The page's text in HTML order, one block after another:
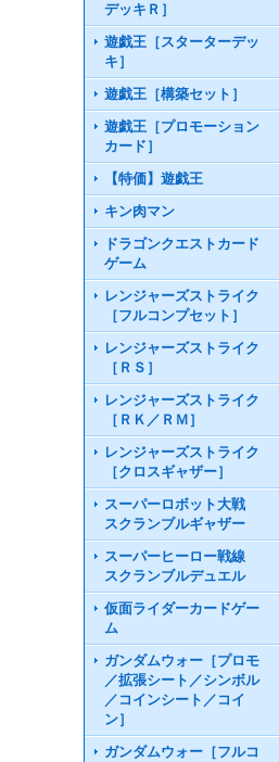
デッキＲ］
遊戯王［スターターデッ
キ］
遊戯王［構築セット］
遊戯王［プロモーション
カード］
【特価】遊戯王
キン肉マン
ドラゴンクエストカード
ゲーム
レンジャーズストライク
［フルコンプセット］
レンジャーズストライク
［ＲＳ］
レンジャーズストライク
［ＲＫ／ＲＭ］
レンジャーズストライク
［クロスギャザー］
スーパーロボット大戦
スクランブルギャザー
スーパーヒーロー戦線
スクランブルデュエル
仮面ライダーカードゲー
ム
ガンダムウォー［プロモ
／拡張シート／シンボル
／コインシート／コイ
ン］
ガンダムウォー［フルコ